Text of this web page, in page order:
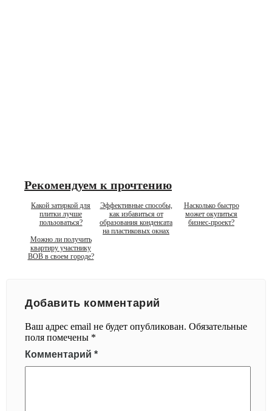
Рекомендуем к прочтению
Какой затиркой для
плитки лучше
пользоваться?
Эффективные способы,
как избавиться от
образования конденсата
на пластиковых окнах
Насколько быстро
может окупиться
бизнес-проект?
Можно ли получить
квартиру участнику
ВОВ в своем городе?
Добавить комментарий
Ваш адрес email не будет опубликован. Обязательные
поля помечены *
Комментарий *